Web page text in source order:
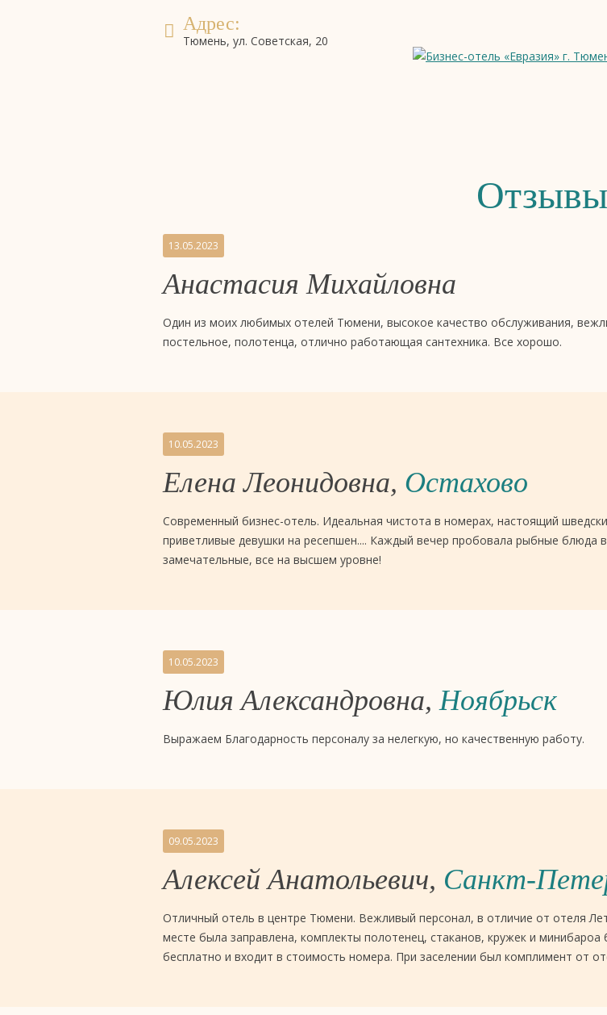
Адрес:
Тюмень, ул. Советская, 20
Отзывы
Отзывы
на
бизнес-
звезды
«Евразия»,
Тюмень
13.05.2023
Анастасия Михайловна
Один из моих любимых отелей Тюмени, высокое качество обслуживания,
постельное, полотенца, отлично работающая сантехника. Все хорошо.
10.05.2023
Елена Леонидовна, Остахово
Современный бизнес-отель. Идеальная чистота в номерах, настоящий
приветливые девушки на ресепшен.... Каждый вечер пробовала рыбные блюда
замечательные, все на высшем уровне!
10.05.2023
Юлия Александровна,Ноябрьск
Выражаем Благодарность персоналу за нелегкую, но качественную работу.
09.05.2023
Алексей Анатольевич, Санкт-
Отличный отель в центре Тюмени. Вежливый персонал, в отличие от отеля
месте была заправлена, комплекты полотенец, стаканов, кружек и
бесплатно и входит в стоимость номера. При заселении был комплимент от